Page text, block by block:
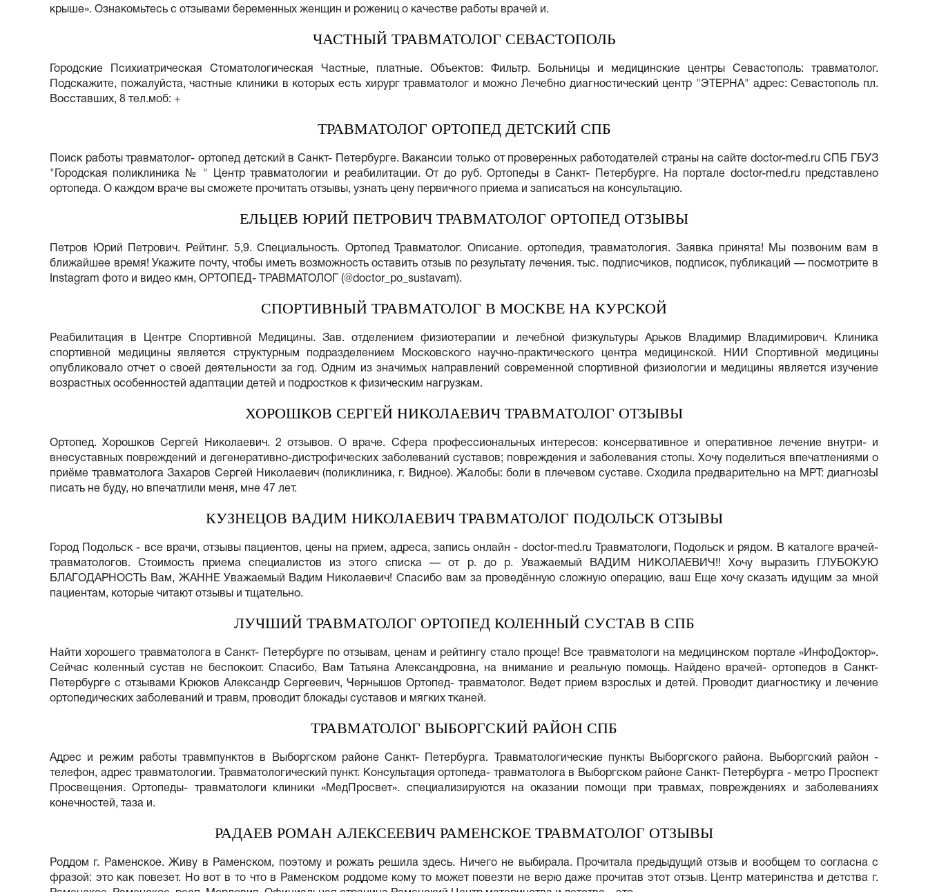
крыше». Ознакомьтесь с отзывами беременных женщин и рожениц о качестве работы врачей и.
ЧАСТНЫЙ ТРАВМАТОЛОГ СЕВАСТОПОЛЬ
Городские Психиатрическая Стоматологическая Частные, платные. Объектов: Фильтр. Больницы и медицинские центры Севастополь: травматолог.
Подскажите, пожалуйста, частные клиники в которых есть хирург травматолог и можно Лечебно диагностический центр "ЭТЕРНА" адрес: Севастополь пл.
Восставших, 8 тел.моб: +
ТРАВМАТОЛОГ ОРТОПЕД ДЕТСКИЙ СПБ
Поиск работы травматолог- ортопед детский в Санкт- Петербурге. Вакансии только от проверенных работодателей страны на сайте doctor-med.ru СПБ ГБУЗ
"Городская поликлиника № " Центр травматологии и реабилитации. От до руб. Ортопеды в Санкт- Петербурге. На портале doctor-med.ru представлено
ортопеда. О каждом враче вы сможете прочитать отзывы, узнать цену первичного приема и записаться на консультацию.
ЕЛЬЦЕВ ЮРИЙ ПЕТРОВИЧ ТРАВМАТОЛОГ ОРТОПЕД ОТЗЫВЫ
Петров Юрий Петрович. Рейтинг. 5,9. Специальность. Ортопед Травматолог. Описание. ортопедия, травматология. Заявка принята! Мы позвоним вам в
ближайшее время! Укажите почту, чтобы иметь возможность оставить отзыв по результату лечения. тыс. подписчиков, подписок, публикаций — посмотрите в
Instagram фото и видео кмн, ОРТОПЕД- ТРАВМАТОЛОГ (@doctor_po_sustavam).
СПОРТИВНЫЙ ТРАВМАТОЛОГ В МОСКВЕ НА КУРСКОЙ
Реабилитация в Центре Спортивной Медицины. Зав. отделением физиотерапии и лечебной физкультуры Арьков Владимир Владимирович. Клиника
спортивной медицины является структурным подразделением Московского научно-практического центра медицинской. НИИ Спортивной медицины
опубликовало отчет о своей деятельности за год. Одним из значимых направлений современной спортивной физиологии и медицины является изучение
возрастных особенностей адаптации детей и подростков к физическим нагрузкам.
ХОРОШКОВ СЕРГЕЙ НИКОЛАЕВИЧ ТРАВМАТОЛОГ ОТЗЫВЫ
Ортопед. Хорошков Сергей Николаевич. 2 отзывов. О враче. Сфера профессиональных интересов: консервативное и оперативное лечение внутри- и
внесуставных повреждений и дегенеративно-дистрофических заболеваний суставов; повреждения и заболевания стопы. Хочу поделиться впечатлениями о
приёме травматолога Захаров Сергей Николаевич (поликлиника, г. Видное). Жалобы: боли в плечевом суставе. Сходила предварительно на МРТ: диагнозЫ
писать не буду, но впечатлили меня, мне 47 лет.
КУЗНЕЦОВ ВАДИМ НИКОЛАЕВИЧ ТРАВМАТОЛОГ ПОДОЛЬСК ОТЗЫВЫ
Город Подольск - все врачи, отзывы пациентов, цены на прием, адреса, запись онлайн - doctor-med.ru Травматологи, Подольск и рядом. В каталоге врачей-
травматологов. Стоимость приема специалистов из этого списка — от р. до р. Уважаемый ВАДИМ НИКОЛАЕВИЧ!! Хочу выразить ГЛУБОКУЮ
БЛАГОДАРНОСТЬ Вам, ЖАННЕ Уважаемый Вадим Николаевич! Спасибо вам за проведённую сложную операцию, ваш Еще хочу сказать идущим за мной
пациентам, которые читают отзывы и тщательно.
ЛУЧШИЙ ТРАВМАТОЛОГ ОРТОПЕД КОЛЕННЫЙ СУСТАВ В СПБ
Найти хорошего травматолога в Санкт- Петербурге по отзывам, ценам и рейтингу стало проще! Все травматологи на медицинском портале «ИнфоДоктор».
Сейчас коленный сустав не беспокоит. Спасибо, Вам Татьяна Александровна, на внимание и реальную помощь. Найдено врачей- ортопедов в Санкт-
Петербурге с отзывами Крюков Александр Сергеевич, Чернышов Ортопед- травматолог. Ведет прием взрослых и детей. Проводит диагностику и лечение
ортопедических заболеваний и травм, проводит блокады суставов и мягких тканей.
ТРАВМАТОЛОГ ВЫБОРГСКИЙ РАЙОН СПБ
Адрес и режим работы травмпунктов в Выборгском районе Санкт- Петербурга. Травматологические пункты Выборгского района. Выборгский район -
телефон, адрес травматологии. Травматологический пункт. Консультация ортопеда- травматолога в Выборгском районе Санкт- Петербурга - метро Проспект
Просвещения. Ортопеды- травматологи клиники «МедПросвет». специализируются на оказании помощи при травмах, повреждениях и заболеваниях
конечностей, таза и.
РАДАЕВ РОМАН АЛЕКСЕЕВИЧ РАМЕНСКОЕ ТРАВМАТОЛОГ ОТЗЫВЫ
Роддом г. Раменское. Живу в Раменском, поэтому и рожать решила здесь. Ничего не выбирала. Прочитала предыдущий отзыв и вообщем то согласна с
фразой: это как повезет. Но вот в то что в Раменском роддоме кому то может повезти не верю даже прочитав этот отзыв. Центр материнства и детства г.